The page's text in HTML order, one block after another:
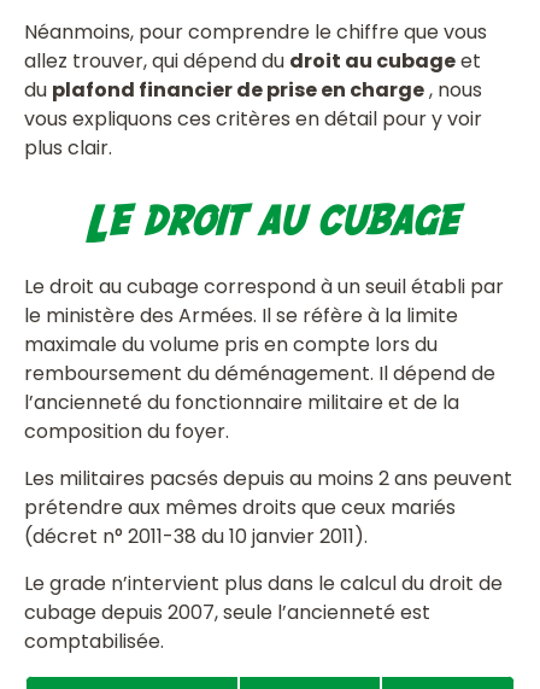
Néanmoins, pour comprendre le chiffre que vous
allez trouver, qui dépend du droit au cubageet
du plafond financier de prise en charge, nous
vous expliquons ces critères en détail pour y voir
plus clair.
Le droit au cubage
Le droit au cubage correspond à un seuil établi par
le ministère des Armées. Il se réfère à la limite
maximale du volume pris en compte lors du
remboursement du déménagement. Il dépend de
l’ancienneté du fonctionnaire militaire et de la
composition du foyer.
Les militaires pacsés depuis au moins 2 ans peuvent
prétendre aux mêmes droits que ceux mariés
(décret n° 2011-38 du 10 janvier 2011).
Le grade n’intervient plus dans le calcul du droit de
cubage depuis 2007, seule l’ancienneté est
comptabilisée.